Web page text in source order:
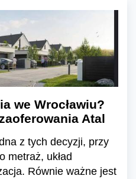
we Wrocławiu?
Atal
z tych decyzji, przy
metraż, układ
Równie ważne jest